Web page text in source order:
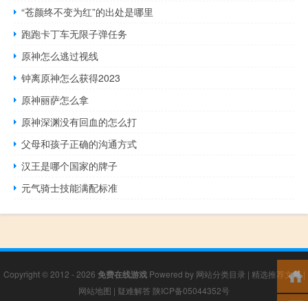
“苍颜终不变为红”的出处是哪里
跑跑卡丁车无限子弹任务
原神怎么逃过视线
钟离原神怎么获得2023
原神丽萨怎么拿
原神深渊没有回血的怎么打
父母和孩子正确的沟通方式
汉王是哪个国家的牌子
元气骑士技能满配标准
Copyright © 2012 - 2026 免费在线游戏Powered by 网站分类目录 | 精选推荐文章|
网站地图 | 疑难解答 陕ICP备05044352号